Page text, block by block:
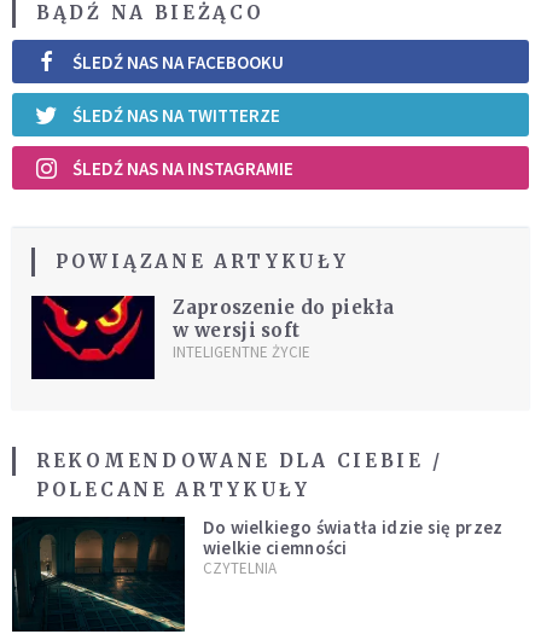
BĄDŹ NA BIEŻĄCO
ŚLEDŹ NAS NA FACEBOOKU
ŚLEDŹ NAS NA TWITTERZE
ŚLEDŹ NAS NA INSTAGRAMIE
POWIĄZANE ARTYKUŁY
Zaproszenie do piekła
w wersji soft
INTELIGENTNE ŻYCIE
REKOMENDOWANE DLA CIEBIE /
POLECANE ARTYKUŁY
Do wielkiego światła idzie się przez
wielkie ciemności
CZYTELNIA